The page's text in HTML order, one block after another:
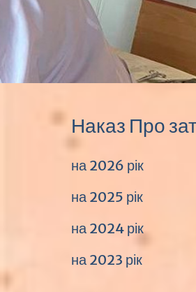
Наказ Про
на 2026 рік
на 2025 рік
на 2024 рік
на 2023 рік